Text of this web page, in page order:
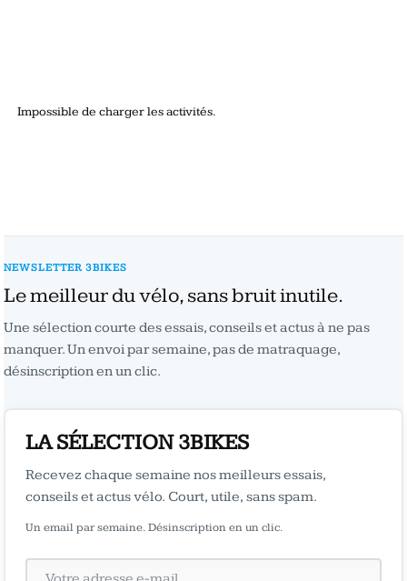
Impossible de charger les activités.
NEWSLETTER 3BIKES
Le meilleur du vélo, sans bruit inutile.
Une sélection courte des essais, conseils et actus à ne pas
manquer. Un envoi par semaine, pas de matraquage,
désinscription en un clic.
LA SÉLECTION 3BIKES
Recevez chaque semaine nos meilleurs essais,
conseils et actus vélo. Court, utile, sans spam.
Un email par semaine. Désinscription en un clic.